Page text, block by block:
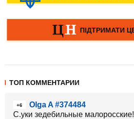
ТОП КОММЕНТАРИИ
+6
Olga A #374484
С.уки зедебильные малоросские!